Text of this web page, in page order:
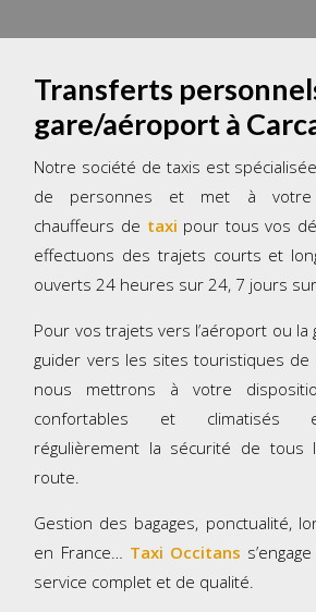
Transferts
gare/aéroport à
Notre société de taxis est
de personnes et met à votre
chauffeurs de taxi pour tous vos
effectuons des trajets courts et
ouverts 24 heures sur 24, 7 jours
Pour vos trajets vers l’aéroport ou la
guider vers les sites touristiques de
nous mettrons à votre
confortables et climatisés
régulièrement la sécurité de tous
route.
Gestion des bagages, ponctualité,
en France… Taxi Occitans
service complet et de qualité.